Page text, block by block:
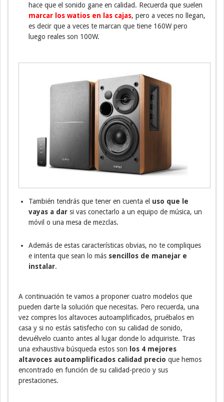
hace que el sonido gane en calidad. Recuerda que suelen
marcar los watios en las cajas, pero a veces no llegan,
es decir que a veces te marcan que tiene 160W pero
luego reales son 100W.
También tendrás que tener en cuenta el uso que le
vayas a dar si vas conectarlo a un equipo de música, un
móvil o una mesa de mezclas.
Además de estas características obvias, no te compliques
e intenta que sean lo más sencillos de manejar e
instalar.
A continuación te vamos a proponer cuatro modelos que
pueden darte la solución que necesitas. Pero recuerda, una
vez compres los altavoces autoamplificados, pruébalos en
casa y si no estás satisfecho con su calidad de sonido,
devuélvelo cuanto antes al lugar donde lo adquiriste. Tras
una exhaustiva búsqueda estos son
los 4 mejores
altavoces autoamplificados calidad precio que hemos
encontrado en función de su calidad-precio y sus
prestaciones.